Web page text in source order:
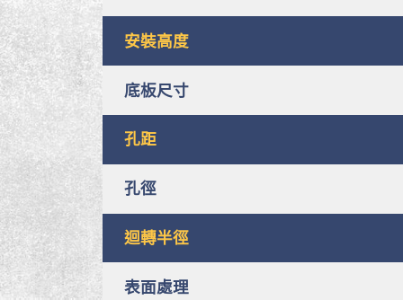
安裝高度
底板尺寸
孔距
孔徑
迴轉半徑
表面處理